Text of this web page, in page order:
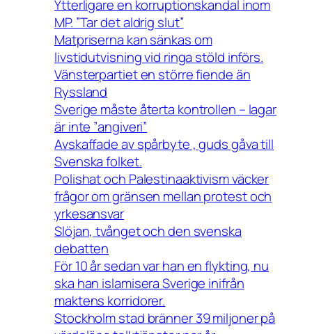
Ytterligare en korruptionskandal inom
MP. ”Tar det aldrig slut”
Matpriserna kan sänkas om
livstidutvisning vid ringa stöld införs.
Vänsterpartiet en större fiende än
Ryssland
Sverige måste återta kontrollen – lagar
är inte ”angiveri”
Avskaffade av spårbyte , guds gåva till
Svenska folket.
Polishat och Palestinaaktivism väcker
frågor om gränsen mellan protest och
yrkesansvar
Slöjan, tvånget och den svenska
debatten
För 10 år sedan var han en flykting, nu
ska han islamisera Sverige inifrån
maktens korridorer.
Stockholm stad bränner 39 miljoner på